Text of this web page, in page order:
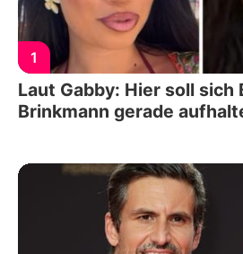
1
Laut Gabby: Hier soll sich
Brinkmann gerade